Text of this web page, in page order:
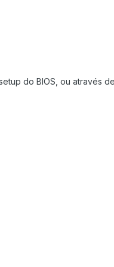
do BIOS, ou através